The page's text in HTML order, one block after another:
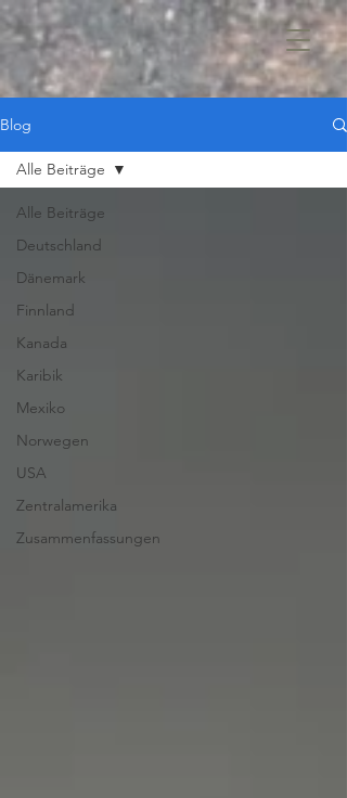
Blog
Alle Beiträge
Deutschland
Dänemark
Finnland
Kanada
Karibik
Mexiko
Norwegen
USA
Zentralamerika
Zusammenfassungen
Alle Beiträge